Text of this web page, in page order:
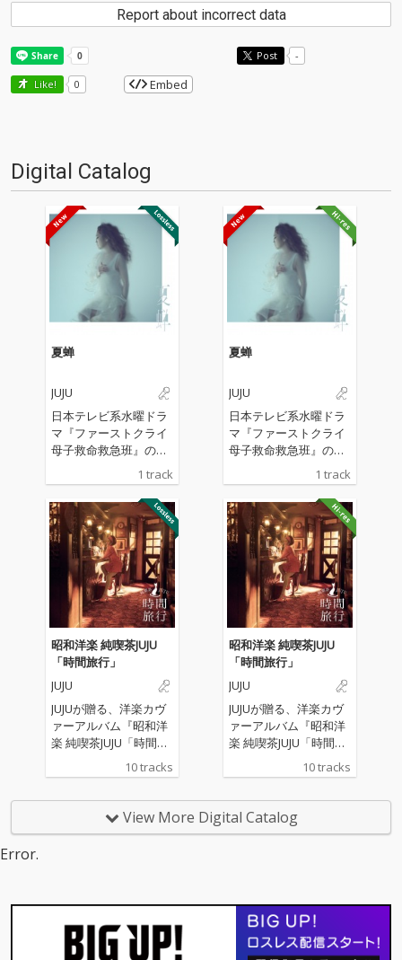
Report about incorrect data
Post -
Like! 0 Embed
Digital Catalog
夏蝉
JUJU
日本テレビ系水曜ドラ
マ『ファーストクライ
母子救命救急班』の主
1 track
夏蝉
JUJU
日本テレビ系水曜ドラ
マ『ファーストクライ
母子救命救急班』の主
1 track
昭和洋楽 純喫茶JUJU
「時間旅行」
JUJU
JUJUが贈る、洋楽カヴ
ァーアルバム『昭和洋
楽 純喫茶JUJU「時間旅
行」』。 “昭和の時代
に日本で愛された洋
正隆プロデュースのも
と、 誰もが心に残る名
10 tracks
昭和洋楽 純喫茶JUJU
「時間旅行」
JUJU
JUJUが贈る、洋楽カヴ
ァーアルバム『昭和洋
楽 純喫茶JUJU「時間旅
行」』。 “昭和の時代
に日本で愛された洋
正隆プロデュースのも
と、 誰もが心に残る名
10 tracks
View More Digital Catalog
Error.